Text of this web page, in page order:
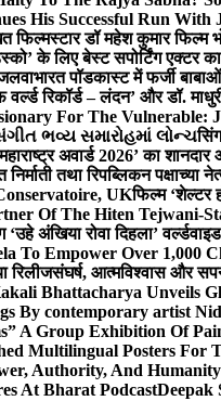
His Successful Run With
फिल्मस्टार डॉ महेश कुमार
के लिए बेस्ट सपोर्टिंग एक्टर
भारत पॉडकास्ट में फर्जी
रिकॉर्ड – लंदन’ और डॉ.
For The Vulnerable:
ભવ્ય સમારોહમાં લોન્ચ
अवार्ड 2026’ का
निर्माती तथा रिपब्लिकन
UKफिल्म ‘शेल्टर
Of The Hiten Tejwani-
अंखिया रोवा दिहला’
To Empower Over
रिलीजसंघर्ष, आत्मविश्वास और
Bhattacharya Unveils
By contemporary artist
A Group Exhibition Of
Multilingual Posters For
Authority, And
At Bharat PodcastDeepak